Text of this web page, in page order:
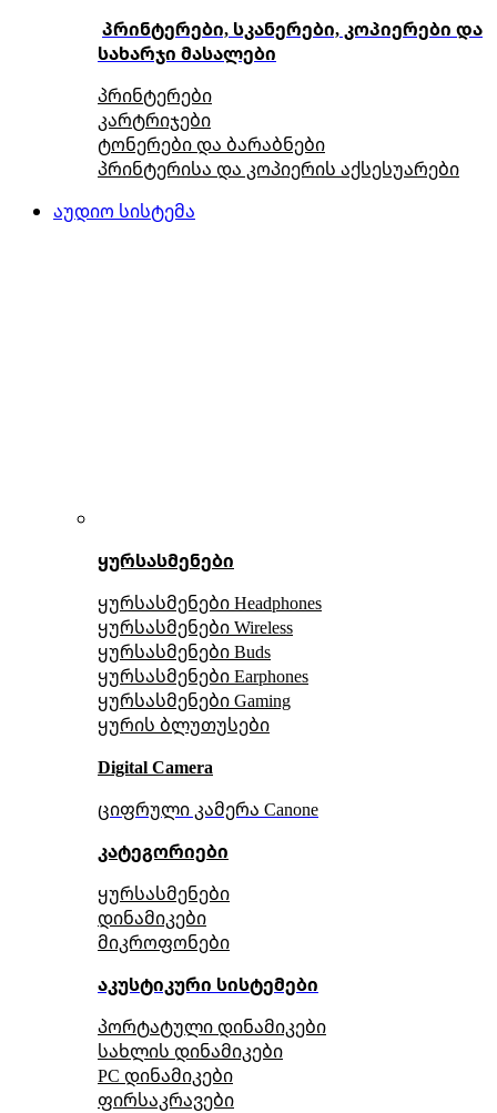
პრინტერები, სკანერები, კოპიერები და
სახარჯი მასალები
პრინტერები
კარტრიჯები
ტონერები და ბარაბნები
პრინტერისა და კოპიერის აქსესუარები
აუდიო სისტემა
ყურსასმენები
ყურსასმენები Headphones
ყურსასმენები Wireless
ყურსასმენები Buds
ყურსასმენები Earphones
ყურსასმენები Gaming
ყურის ბლუთუსები
Digital Camera
ციფრული კამერა Сanone
კატეგორიები
ყურსასმენები
დინამიკები
მიკროფონები
აკუსტიკური სისტემები
პორტატული დინამიკები
სახლის დინამიკები
PC დინამიკები
ფირსაკრავები